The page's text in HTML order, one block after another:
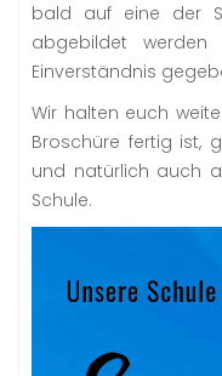
bald auf eine der
abgebildet
Einverständnis
Wir halten euch
Broschüre fertig ist,
und natürlich auch
Schule.